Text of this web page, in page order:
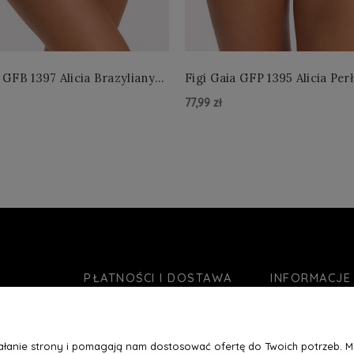
1397 Alicia Brazyliany
Figi Gaia GFP 1395 Alicia
77,99 zł
PŁATNOŚCI I DOSTAWA INFORMACJE
strony i pomagają nam dostosować ofertę do Twoich potrzeb.